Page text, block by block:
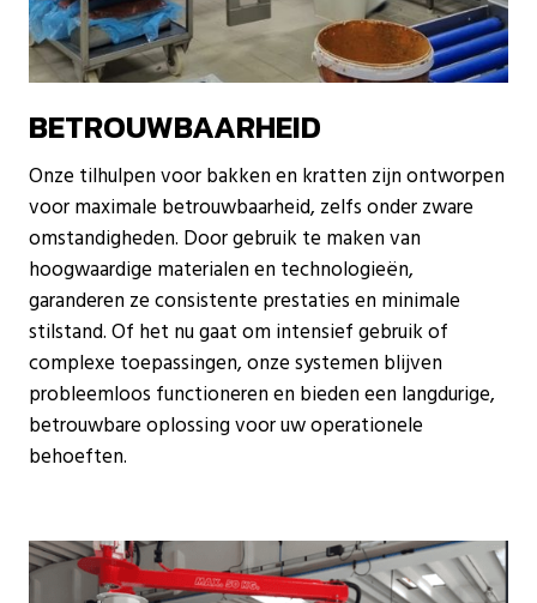
BETROUWBAARHEID
Onze tilhulpen voor bakken en kratten zijn ontworpen
voor maximale betrouwbaarheid, zelfs onder zware
omstandigheden. Door gebruik te maken van
hoogwaardige materialen en technologieën,
garanderen ze consistente prestaties en minimale
stilstand. Of het nu gaat om intensief gebruik of
complexe toepassingen, onze systemen blijven
probleemloos functioneren en bieden een langdurige,
betrouwbare oplossing voor uw operationele
behoeften.